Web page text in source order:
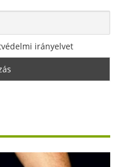
irányelvet